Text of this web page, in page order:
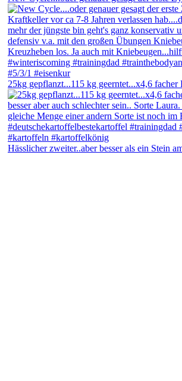
25kg gepflanzt...115 kg geerntet...x4,6 facher
Hässlicher zweiter..aber besser als ein Stein